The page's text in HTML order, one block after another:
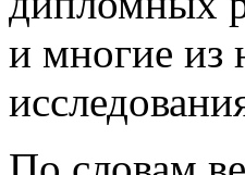
и многие из